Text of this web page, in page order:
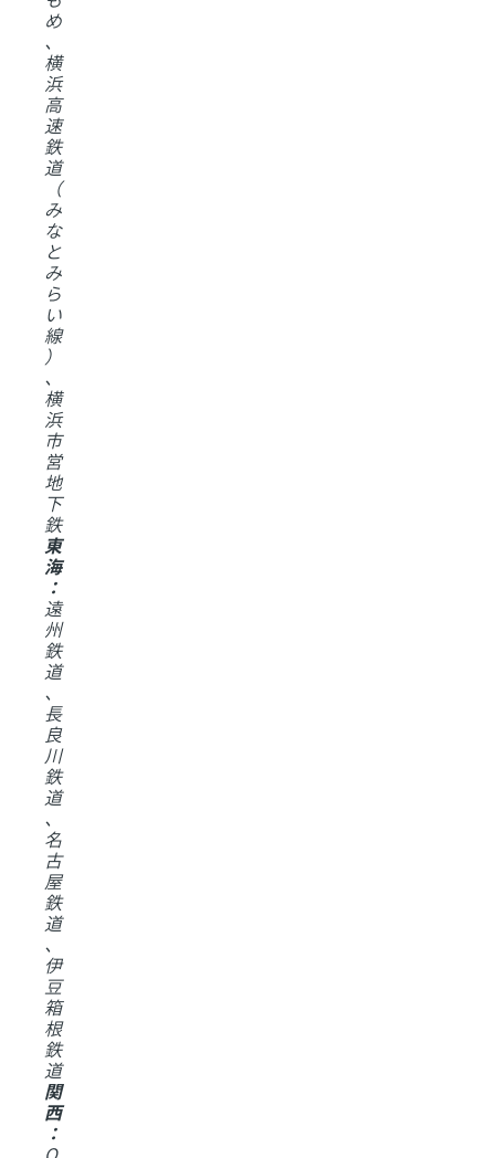
め
、
横
浜
高
速
鉄
道
（
み
な
と
み
ら
い
線
）
、
横
浜
市
営
地
下
鉄
東
海
：
遠
州
鉄
道
、
長
良
川
鉄
道
、
名
古
屋
鉄
道
、
伊
豆
箱
根
鉄
道
関
西
：